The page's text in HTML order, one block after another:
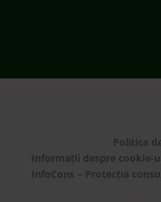
Politica
Informații despre cookie-
InfoCons – Protecția